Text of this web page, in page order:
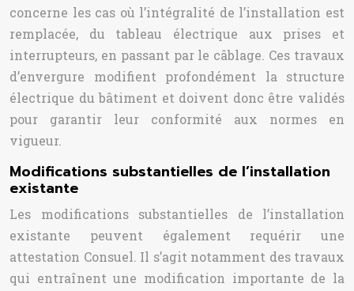
concerne les cas où l’intégralité de l’installation est
remplacée, du tableau électrique aux prises et
interrupteurs, en passant par le câblage. Ces travaux
d’envergure modifient profondément la structure
électrique du bâtiment et doivent donc être validés
pour garantir leur conformité aux normes en
vigueur.
Modifications substantielles de l’installation
existante
Les modifications substantielles de l’installation
existante peuvent également requérir une
attestation Consuel. Il s’agit notamment des travaux
qui entraînent une modification importante de la